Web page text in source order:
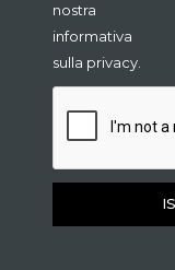
nostra
informativa
sulla privacy.